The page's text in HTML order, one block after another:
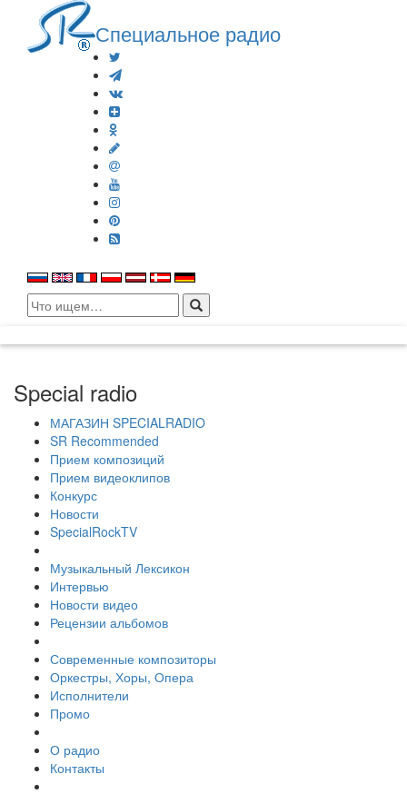
Специальное радио
Search
for:
Special radio
МАГАЗИН SPECIALRADIO
SR Recommended
Прием композиций
Прием видеоклипов
Конкурс
Новости
SpecialRockTV
Музыкальный Лексикон
Интервью
Новости видео
Рецензии альбомов
Современные композиторы
Оркестры, Хоры, Опера
Исполнители
Промо
О радио
Контакты